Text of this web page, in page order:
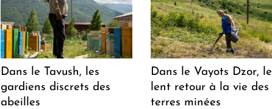
Dans le Tavush, les
gardiens discrets des
abeilles
Dans le Vayots Dzor, le
lent retour à la vie des
terres minées